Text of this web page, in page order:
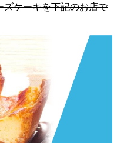
ズケーキを下記のお店で